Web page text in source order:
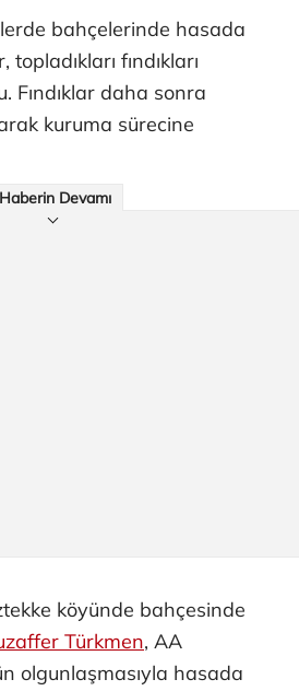
bahçelerinde hasada
fındıkları
Fındıklar daha sonra
kuruma sürecine
Haberin Devamı
köyünde bahçesinde
Türkmen, AA
olgunlaşmasıyla hasada